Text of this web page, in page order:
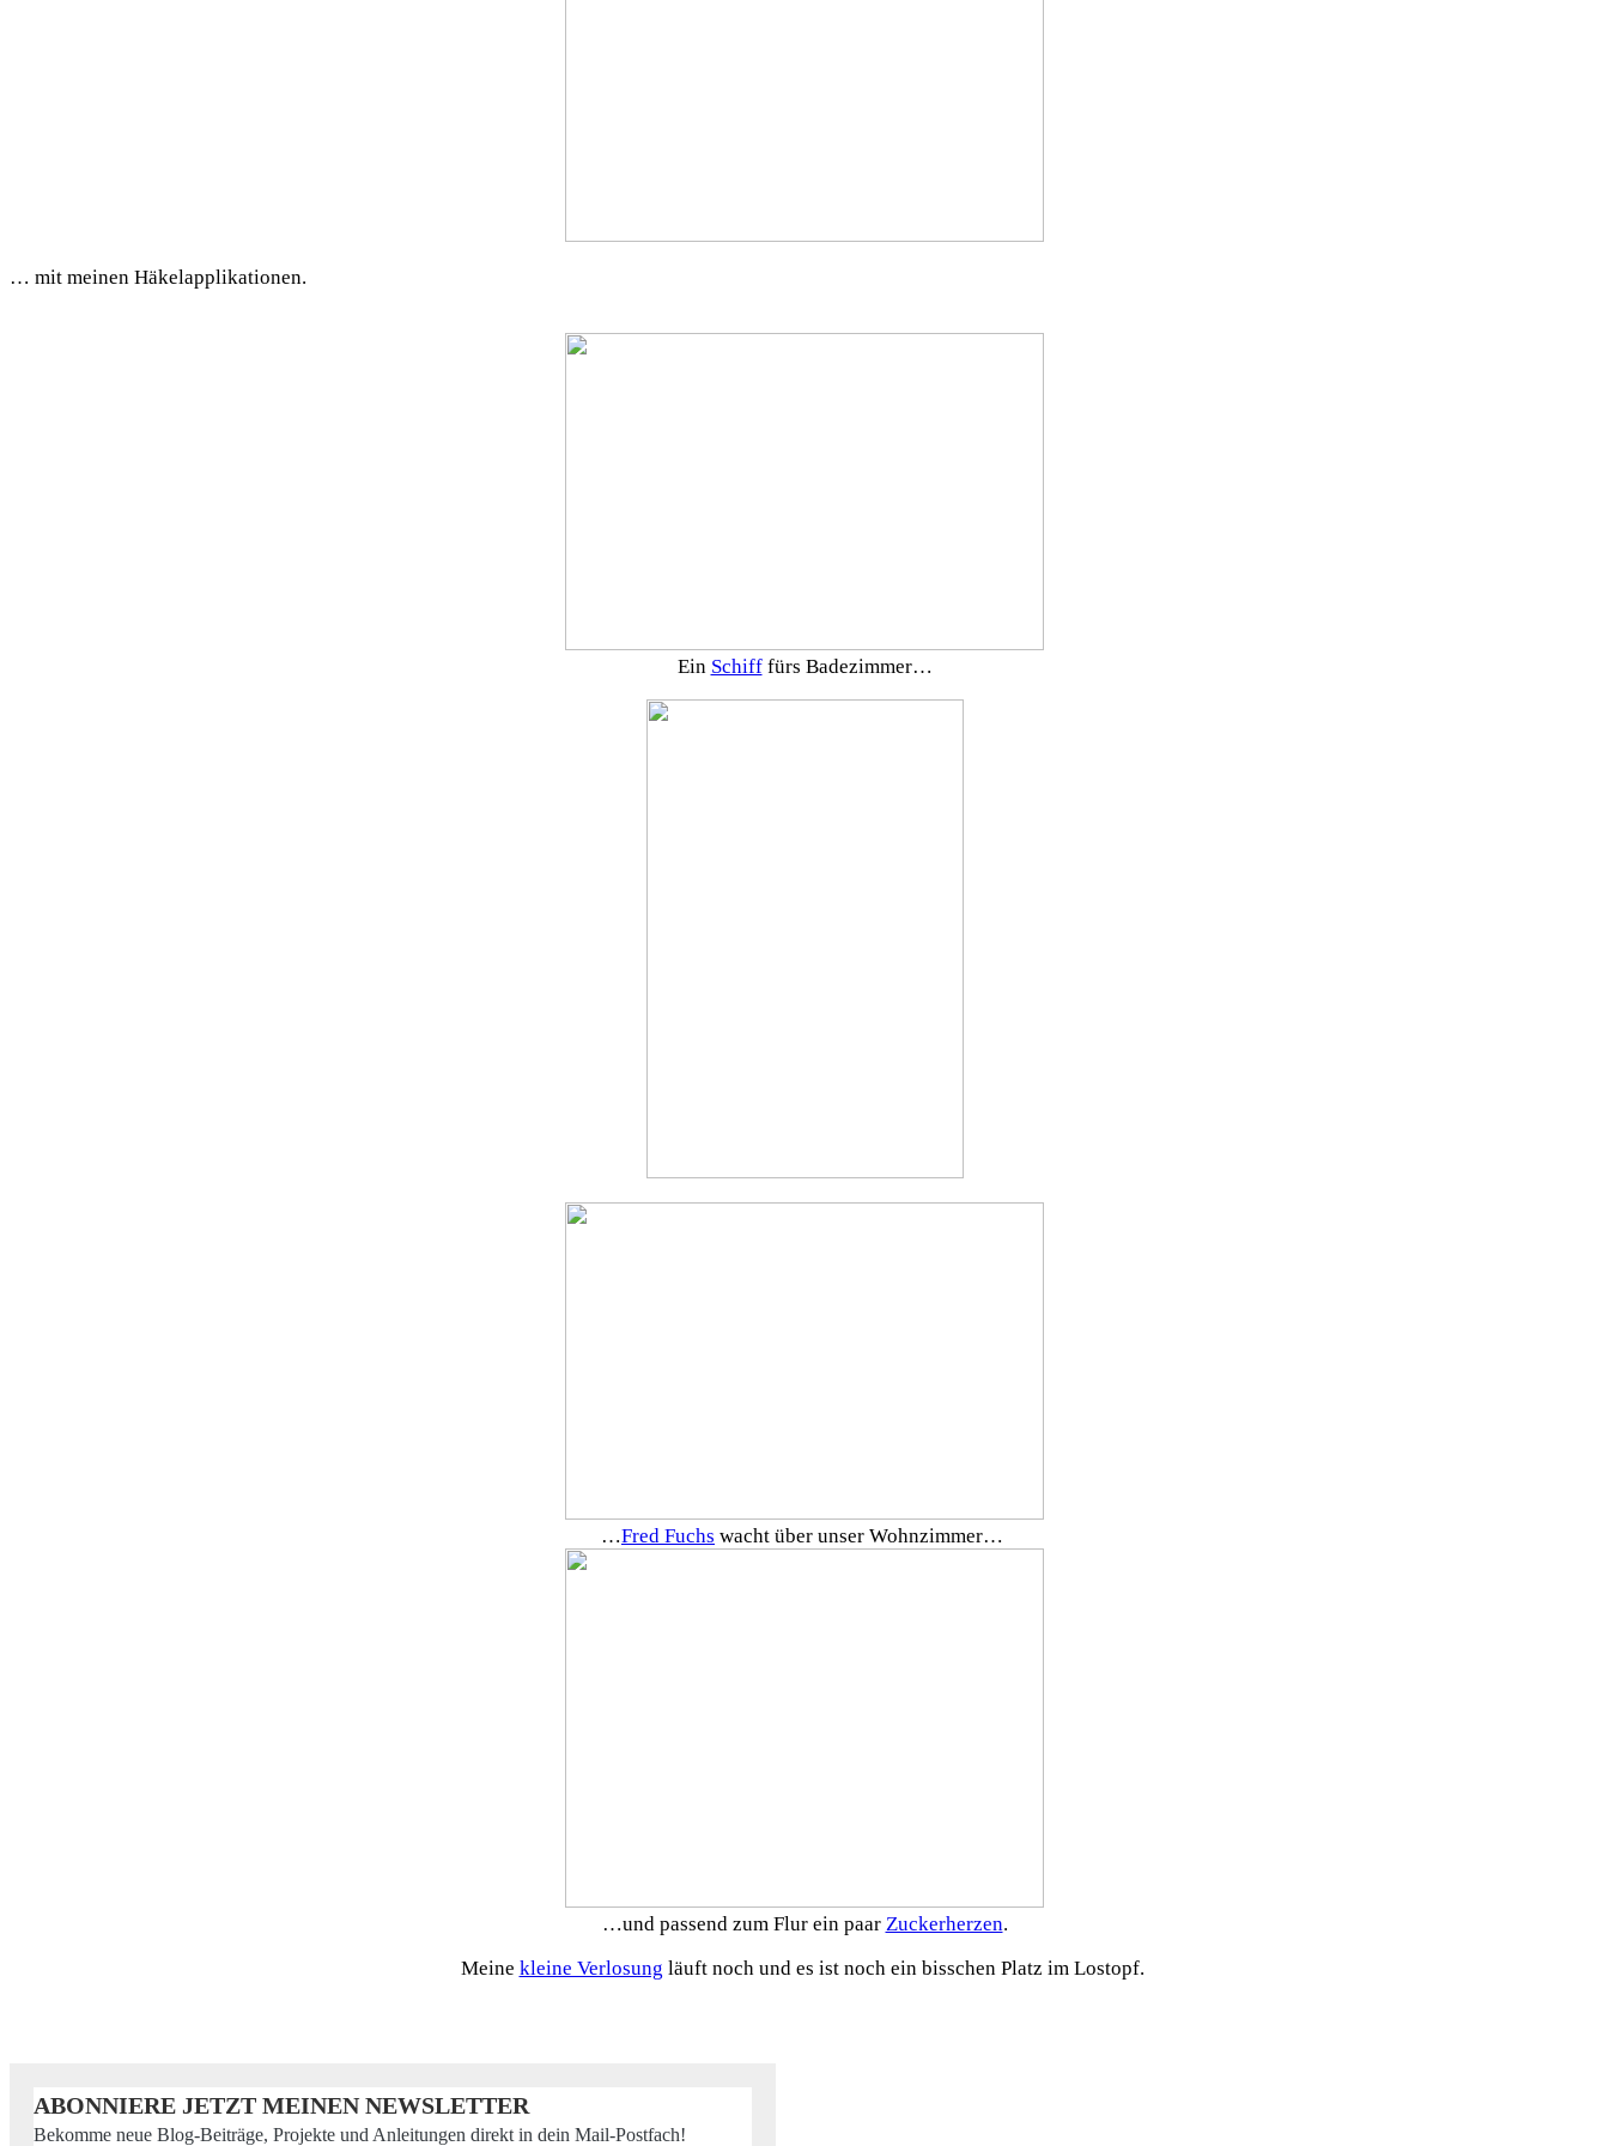
… mit meinen Häkelapplikationen.
Ein Schifffürs Badezimmer…
…Fred Fuchs wacht über unser Wohnzimmer…
…und passend zum Flur ein paar Zuckerherzen.
Meine kleine Verlosung läuft noch und es ist noch ein bisschen Platz im Lostopf.
ABONNIERE JETZT MEINEN NEWSLETTER
Bekomme neue Blog-Beiträge, Projekte und Anleitungen direkt in dein Mail-Postfach!